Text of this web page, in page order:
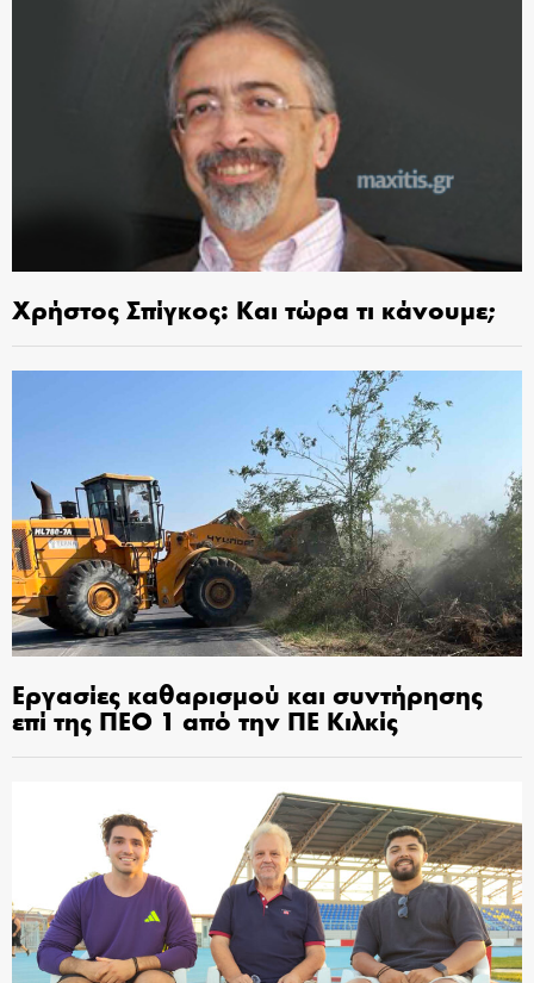
Χρήστος Σπίγκος: Και τώρα τι κάνουμε;
Εργασίες καθαρισμού και συντήρησης
επί της ΠΕΟ 1 από την ΠΕ Κιλκίς